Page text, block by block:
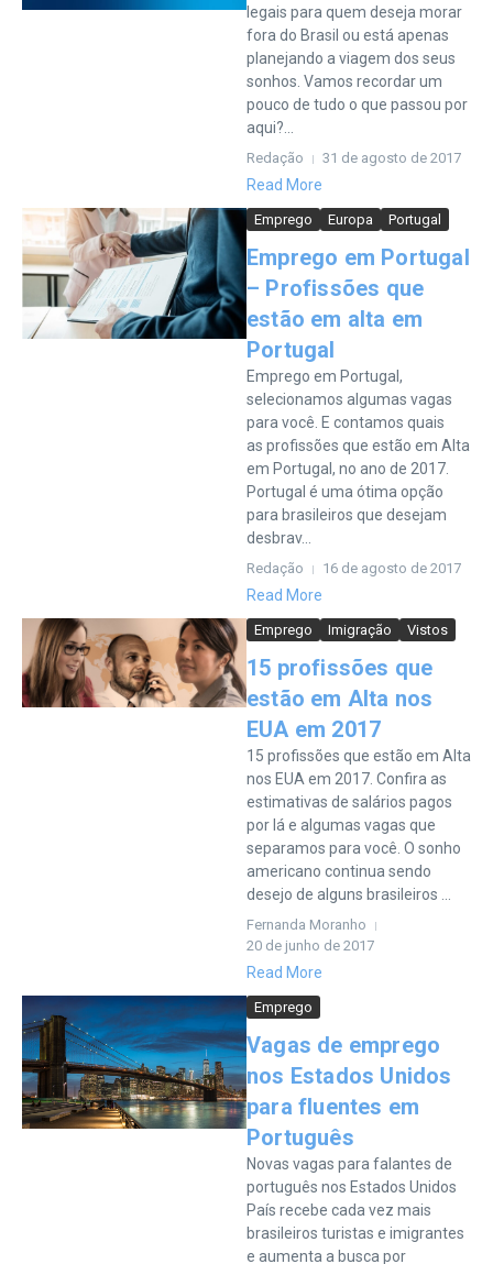
legais para quem deseja morar
fora do Brasil ou está apenas
planejando a viagem dos seus
sonhos. Vamos recordar um
pouco de tudo o que passou por
aqui?...
Redação 31 de agosto de 2017
Read More
Emprego Europa Portugal
Emprego em Portugal
– Profissões que
estão em alta em
Portugal
Emprego em Portugal,
selecionamos algumas vagas
para você. E contamos quais
as profissões que estão em Alta
em Portugal, no ano de 2017.
Portugal é uma ótima opção
para brasileiros que desejam
desbrav...
Redação 16 de agosto de 2017
Read More
Emprego Imigração Vistos
15 profissões que
estão em Alta nos
EUA em 2017
15 profissões que estão em Alta
nos EUA em 2017. Confira as
estimativas de salários pagos
por lá e algumas vagas que
separamos para você. O sonho
americano continua sendo
desejo de alguns brasileiros ...
Fernanda Moranho
20 de junho de 2017
Read More
Emprego
Vagas de emprego
nos Estados Unidos
para fluentes em
Português
Novas vagas para falantes de
português nos Estados Unidos
País recebe cada vez mais
brasileiros turistas e imigrantes
e aumenta a busca por